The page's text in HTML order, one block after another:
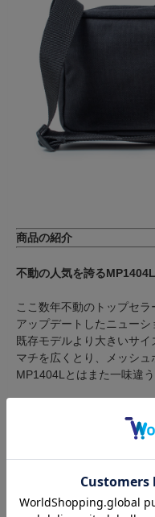
商品の紹介
不動の人気を誇る
ここ数年不動のトップセ
アップデートしたニューシ
既存モデルより大きいサイ
マチを広くとり、メッシ
MP1404Lとはまた一味違
・スポーティな見た目と
・MP1404Lより一回り大
・アテンションカード（証
【CORDURA(コーデュラ)